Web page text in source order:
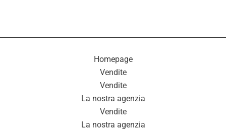
Homepage
Vendite
Vendite
La nostra agenzia
Vendite
La nostra agenzia